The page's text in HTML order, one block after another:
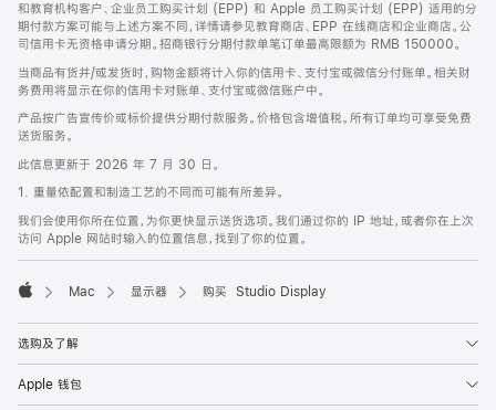
和教育机构客户、企业员工购买计划 (EPP) 和 Apple 员工购买计划 (EPP) 适用的分
期付款方案可能与上述方案不同，详情请参见教育商店、EPP 在线商店和企业商店。公
司信用卡无资格申请分期。招商银行分期付款单笔订单最高限额为 RMB 150000。
当商品有货并/或发货时，购物金额将计入你的信用卡、支付宝或微信分付账单。相关财
务费用将显示在你的信用卡对账单、支付宝或微信账户中。
产品按广告宣传价或标价提供分期付款服务。价格包含增值税。所有订单均可享受免费
送货服务。
此信息更新于 2026 年 7 月 30 日。
1. 重量依配置和制造工艺的不同而可能有所差异。
我们会使用你所在位置，为你更快显示送货选项。我们通过你的 IP 地址，或者你在上次
访问 Apple 网站时输入的位置信息，找到了你的位置。
Mac 显示器 购买 Studio Display
选购及了解
Apple 钱包